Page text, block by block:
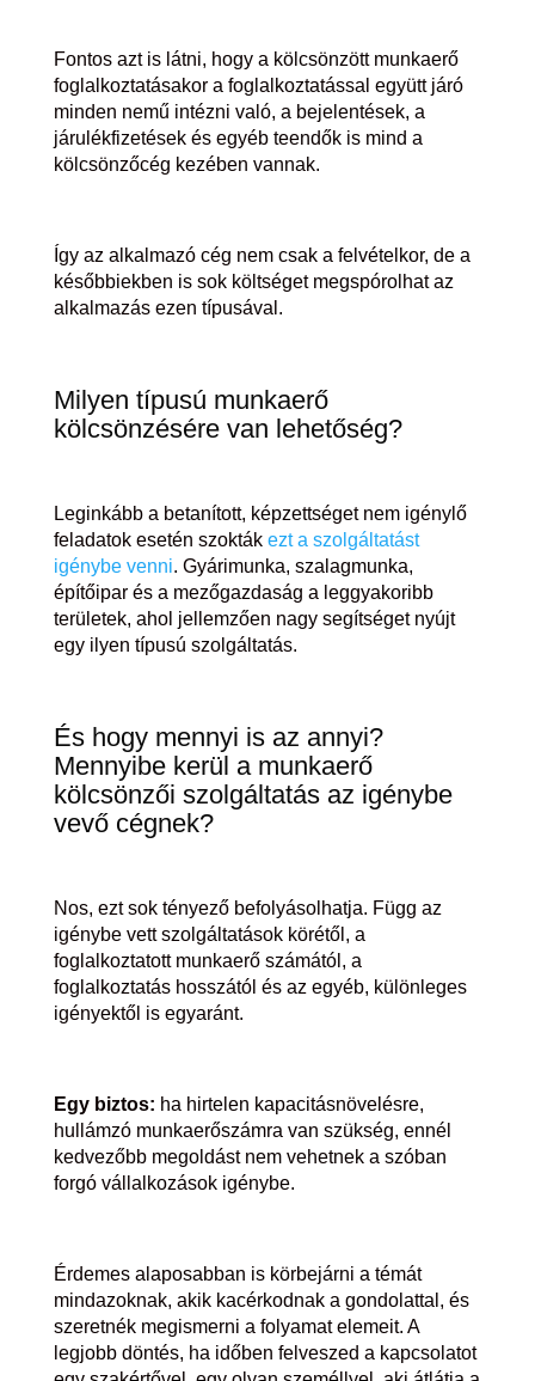
Fontos azt is látni, hogy a kölcsönzött munkaerő
foglalkoztatásakor a foglalkoztatással együtt járó
minden nemű intézni való, a bejelentések, a
járulékfizetések és egyéb teendők is mind a
kölcsönzőcég kezében vannak.
Így az alkalmazó cég nem csak a felvételkor, de a
későbbiekben is sok költséget megspórolhat az
alkalmazás ezen típusával.
Milyen típusú munkaerő
kölcsönzésére van lehetőség?
Leginkább a betanított, képzettséget nem igénylő
feladatok esetén szokták ezt a szolgáltatást
igénybe venni. Gyárimunka, szalagmunka,
építőipar és a mezőgazdaság a leggyakoribb
területek, ahol jellemzően nagy segítséget nyújt
egy ilyen típusú szolgáltatás.
És hogy mennyi is az annyi?
Mennyibe kerül a munkaerő
kölcsönzői szolgáltatás az igénybe
vevő cégnek?
Nos, ezt sok tényező befolyásolhatja. Függ az
igénybe vett szolgáltatások körétől, a
foglalkoztatott munkaerő számától, a
foglalkoztatás hosszától és az egyéb, különleges
igényektől is egyaránt.
Egy biztos: ha hirtelen kapacitásnövelésre,
hullámzó munkaerőszámra van szükség, ennél
kedvezőbb megoldást nem vehetnek a szóban
forgó vállalkozások igénybe.
Érdemes alaposabban is körbejárni a témát
mindazoknak, akik kacérkodnak a gondolattal, és
szeretnék megismerni a folyamat elemeit. A
legjobb döntés, ha időben felveszed a kapcsolatot